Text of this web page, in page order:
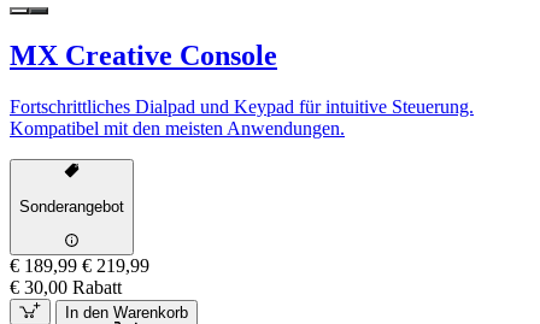
MX Creative Console
Fortschrittliches Dialpad und Keypad für intuitive Steuerung.
Kompatibel mit den meisten Anwendungen.
Sonderangebot
€ 189,99 € 219,99
€ 30,00 Rabatt
In den Warenkorb